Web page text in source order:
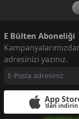
E Bülten Aboneliği
adresinizi yazınız.
App
'dan indirin